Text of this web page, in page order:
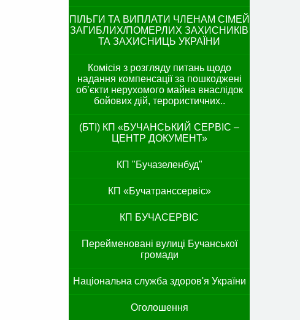
ПІЛЬГИ ТА ВИПЛАТИ ЧЛЕНАМ СІМЕЙ
ЗАГИБЛИХ/ПОМЕРЛИХ ЗАХИСНИКІВ
ТА ЗАХИСНИЦЬ УКРАЇНИ
Комісія з розгляду питань щодо
надання компенсації за пошкоджені
об’єкти нерухомого майна внаслідок
бойових дій, терористичних..
(БТІ) КП «БУЧАНСЬКИЙ СЕРВІС –
ЦЕНТР ДОКУМЕНТ»
КП "Бучазеленбуд"
КП «Бучатранссервіс»
КП БУЧАСЕРВІС
Перейменовані вулиці Бучанської
громади
Національна служба здоров'я України
Оголошення